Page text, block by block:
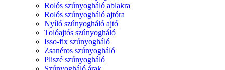
Rolós szúnyogháló ablakra
Rolós szúnyogháló ajtóra
Nyíló szúnyogháló ajtó
Tolóajtós szúnyogháló
Isso-fix szúnyogháló
Zsanéros szúnyogháló
Pliszé szúnyogháló